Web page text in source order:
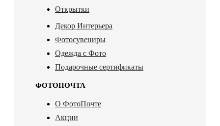
Открытки
Декор Интерьера
Фотосувениры
Одежда с Фото
Подарочные сертификаты
ФОТОПОЧТА
О ФотоПочте
Акции